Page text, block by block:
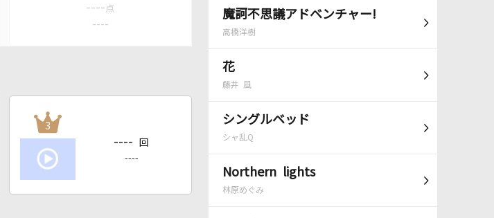
魔訶不思議アドベンチャー!
高橋洋樹
花
藤井 風
シングルベッド
シャ乱Q
Northern lights
林原めぐみ
---- 点
----
3
---- 回
----